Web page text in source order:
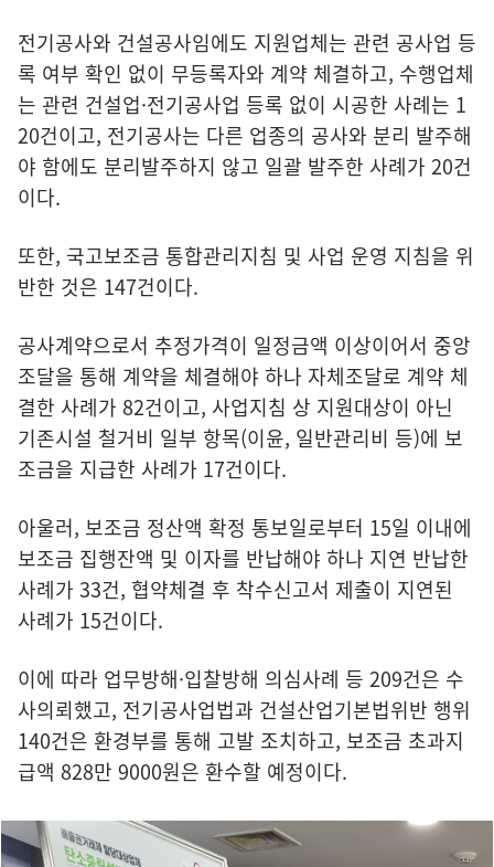
전기공사와 건설공사임에도 지원업체는 관련 공사업 등
록 여부 확인 없이 무등록자와 계약 체결하고, 수행업체
는 관련 건설업·전기공사업 등록 없이 시공한 사례는 1
20건이고, 전기공사는 다른 업종의 공사와 분리 발주해
야 함에도 분리발주하지 않고 일괄 발주한 사례가 20건
이다.
또한, 국고보조금 통합관리지침 및 사업 운영 지침을 위
반한 것은 147건이다.
공사계약으로서 추정가격이 일정금액 이상이어서 중앙
조달을 통해 계약을 체결해야 하나 자체조달로 계약 체
결한 사례가 82건이고, 사업지침 상 지원대상이 아닌
기존시설 철거비 일부 항목(이윤, 일반관리비 등)에 보
조금을 지급한 사례가 17건이다.
아울러, 보조금 정산액 확정 통보일로부터 15일 이내에
보조금 집행잔액 및 이자를 반납해야 하나 지연 반납한
사례가 33건, 협약체결 후 착수신고서 제출이 지연된
사례가 15건이다.
이에 따라 업무방해·입찰방해 의심사례 등 209건은 수
사의뢰했고, 전기공사업법과 건설산업기본법위반 행위
140건은 환경부를 통해 고발 조치하고, 보조금 초과지
급액 828만 9000원은 환수할 예정이다.